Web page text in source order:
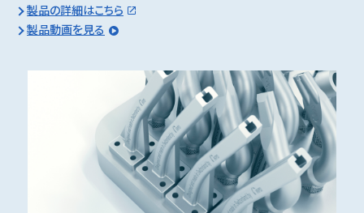
製品の詳細はこちら
製品動画を見る